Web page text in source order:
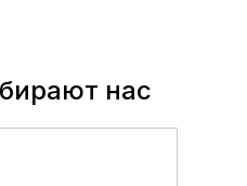
нас